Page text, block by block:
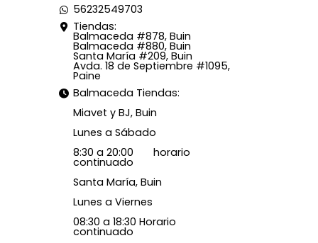
56232549703
Tiendas:
Balmaceda #878, Buin
Balmaceda #880, Buin
Santa María #209, Buin
Avda. 18 de Septiembre #1095,
Paine
Balmaceda Tiendas:
Miavet y BJ, Buin
Lunes a Sábado
8:30 a 20:00 horario
continuado
Santa María, Buin
Lunes a Viernes
08:30 a 18:30 Horario
continuado